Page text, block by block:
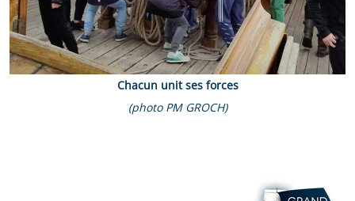
Chacun unit ses forces
(photo PM GROCH)